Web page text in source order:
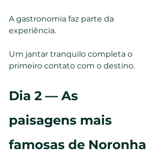
A gastronomia faz parte da
experiência.
Um jantar tranquilo completa o
primeiro contato com o destino.
Dia 2 — As
paisagens mais
famosas de Noronha